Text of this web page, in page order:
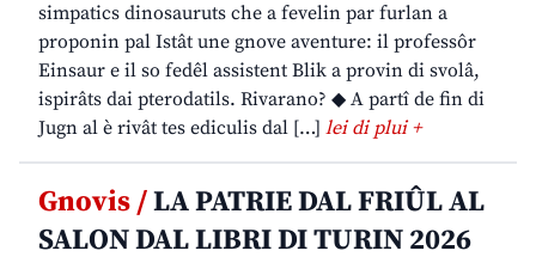
simpatics dinosauruts che a fevelin par furlan a
proponin pal Istât une gnove aventure: il professôr
Einsaur e il so fedêl assistent Blik a provin di svolâ,
ispirâts dai pterodatils. Rivarano? ◆ A partî de fin di
Jugn al è rivât tes ediculis dal […] lei di plui +
Gnovis /LA PATRIE DAL FRIÛL AL
SALON DAL LIBRI DI TURIN 2026